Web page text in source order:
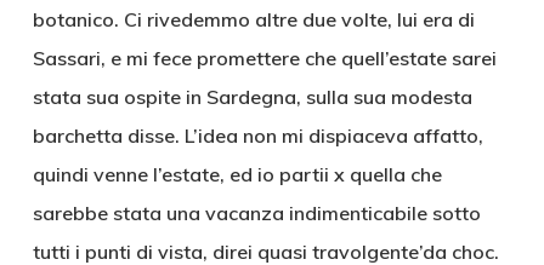
botanico. Ci rivedemmo altre due volte, lui era di
Sassari, e mi fece promettere che quell’estate sarei
stata sua ospite in Sardegna, sulla sua modesta
barchetta disse. L’idea non mi dispiaceva affatto,
quindi venne l’estate, ed io partii x quella che
sarebbe stata una vacanza indimenticabile sotto
tutti i punti di vista, direi quasi travolgente’da choc.